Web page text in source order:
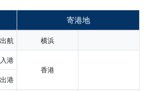
寄港地
出航 横浜
入港
香港
出港